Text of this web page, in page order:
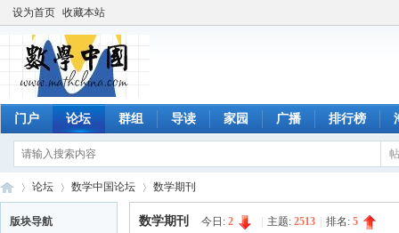
设为首页 收藏本站
门户 论坛 群组 导读 家园 广播 排行榜
论坛 数学中国论坛 数学期刊
版块导航 数学期刊 今日: 2 主题: 2513 排名: 5